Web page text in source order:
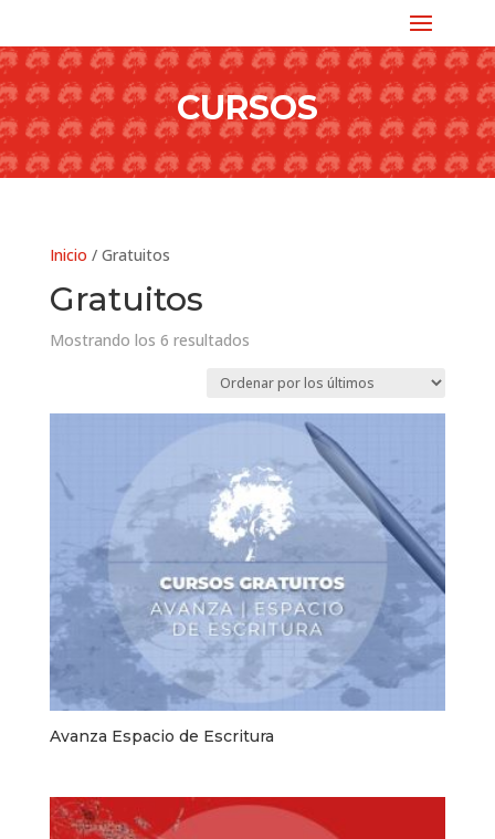
CURSOS
Inicio / Gratuitos
Gratuitos
Mostrando los 6 resultadosOrdenado
los
últimos
Avanza Espacio de Escritura